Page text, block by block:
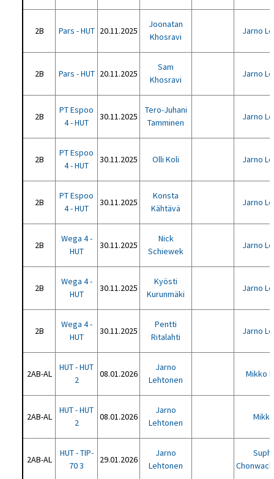
2B Pars - HUT 20.11.2025
Joonatan
Khosravi
Jarno
2B Pars - HUT 20.11.2025
Sam
Khosravi
Jarno
2B
PT Espoo
4 - HUT
30.11.2025
Tero-Juhani
Tamminen
Jarno
2B
PT Espoo
4 - HUT
30.11.2025 Olli Koli Jarno
2B
PT Espoo
4 - HUT
30.11.2025
Konsta
Kähtävä
Jarno
2B
Wega 4 -
HUT
30.11.2025
Nick
Schiewek
Jarno
2B
Wega 4 -
HUT
30.11.2025
Kyösti
Kurunmäki
Jarno
2B
Wega 4 -
HUT
30.11.2025
Pentti
Ritalahti
Jarno
2AB-AL
HUT - HUT
2
08.01.2026
Jarno
Lehtonen
Mikko
2AB-AL
HUT - HUT
2
08.01.2026
Jarno
Lehtonen
2AB-AL
HUT - TIP-
70 3
29.01.2026
Jarno
Lehtonen